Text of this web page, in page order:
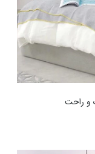
راحت